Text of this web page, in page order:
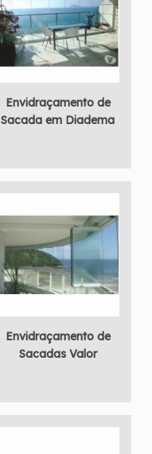
Envidraçamento de
Sacada em Diadema
Envidraçamento de
Sacadas Valor